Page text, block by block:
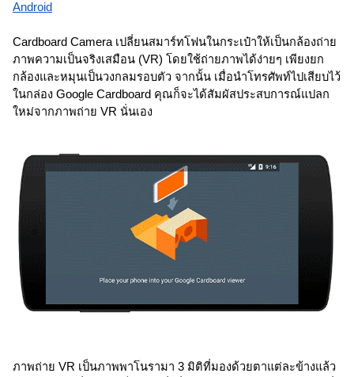
Android
Cardboard Camera เปลี่ยนสมาร์ทโฟนในกระเป๋าให้เป็นกล้องถ่าย
ภาพความเป็นจริงเสมือน (VR) โดยใช้ถ่ายภาพได้ง่ายๆ เพียงยก
กล้องและหมุนเป็นวงกลมรอบตัว จากนั้น เมื่อนำโทรศัพท์ไปเสียบไว้
ในกล่อง Google Cardboard คุณก็จะได้สัมผัสประสบการณ์แปลก
ใหม่จากภาพถ่าย VR นั่นเอง
ภาพถ่าย VR เป็นภาพพาโนรามา 3 มิติที่มองด้วยตาแต่ละข้างแล้ว